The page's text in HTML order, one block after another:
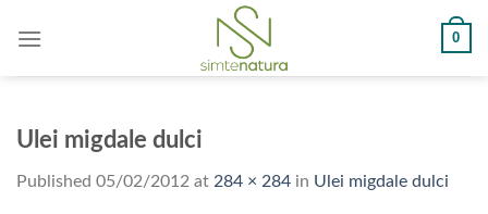
0
Ulei migdale dulci
Published 05/02/2012 at 284 × 284 in Ulei migdale dulci